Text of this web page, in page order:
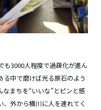
も3000人程度で過疎化が進ん
中で磨けば光る原石のよう
まちを“いいな”とピンと感
、外から横川に人を連れてく